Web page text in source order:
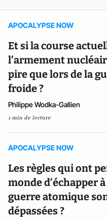
APOCALYPSE NOW
Et si la course
l’armement
pire que lors de la
froide ?
Philippe Wodka-Gallien
1 min de lecture
APOCALYPSE NOW
Les règles qui ont
monde d’échapper
guerre atomique
dépassées ?